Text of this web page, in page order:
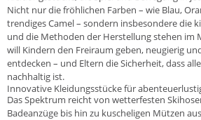
Nicht nur die fröhlichen Farben – wie Blau,
trendiges Camel – sondern insbesondere die
und die Methoden der Herstellung stehen im
will Kindern den Freiraum geben, neugierig
entdecken – und Eltern die Sicherheit, dass
nachhaltig ist.
Innovative Kleidungsstücke für
Das Spektrum reicht von wetterfesten
Badeanzüge bis hin zu kuscheligen Mützen